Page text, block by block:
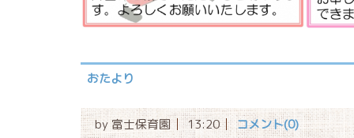
おたより
by富士保育園 13:20 コメント(0)